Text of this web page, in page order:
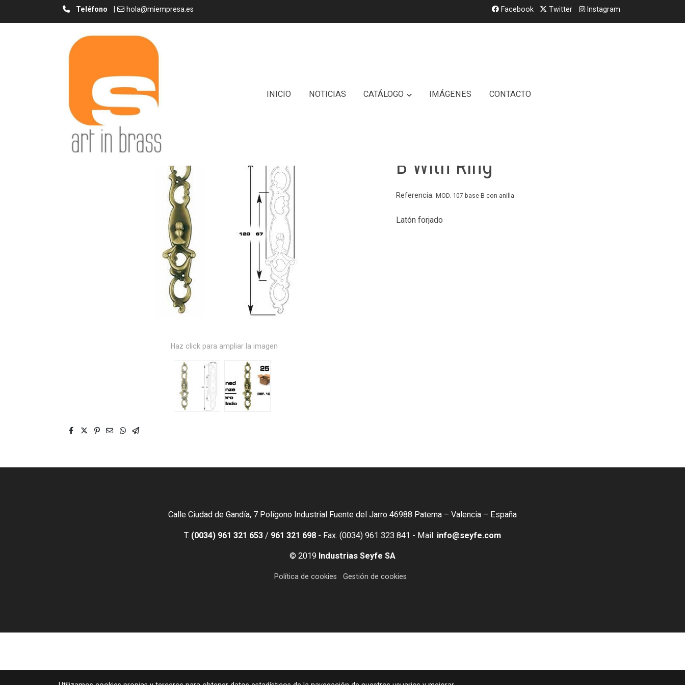
Teléfono hola@miempresa.es Facebook Twitter Instagram
INICIO NOTICIAS CATÁLOGO IMÁGENES CONTACTO
Base B Con Anilla/ Plaque B With Ring
Haz click para ampliar la imagen
B With Ring
Referencia:MOD. 107 base B con anilla
Latón forjado
Calle Ciudad de Gandía, 7 Polígono Industrial Fuente del Jarro 46988 Paterna – Valencia – España
T. (0034) 961 321 653 / 961 321 698 - Fax. (0034) 961 323 841 - Mail: info@seyfe.com
© 2019 Industrias Seyfe SA
Política de cookies Gestión de cookies